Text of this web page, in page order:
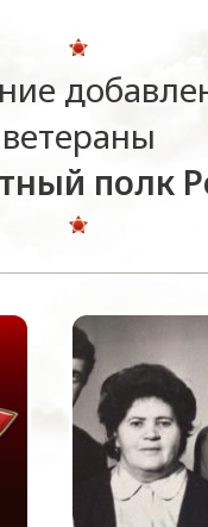
ветераны
полк